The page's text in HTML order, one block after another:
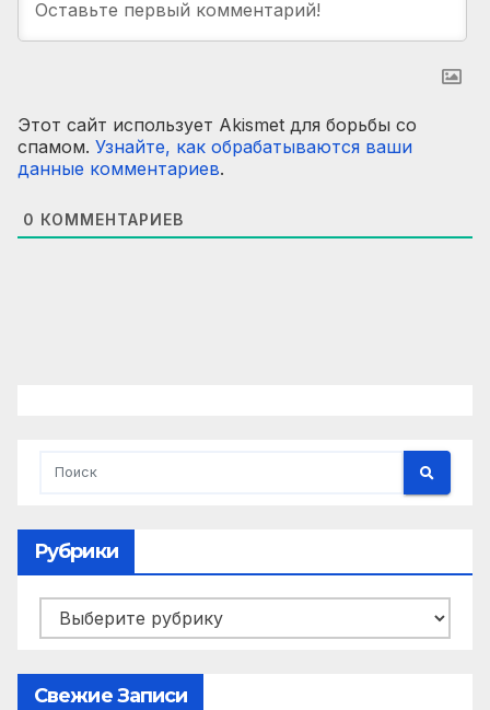
Этот сайт использует Akismet для борьбы со
спамом. Узнайте, как обрабатываются ваши
данные комментариев.
0 КОММЕНТАРИЕВ
Рубрики
Рубрики
Свежие Записи